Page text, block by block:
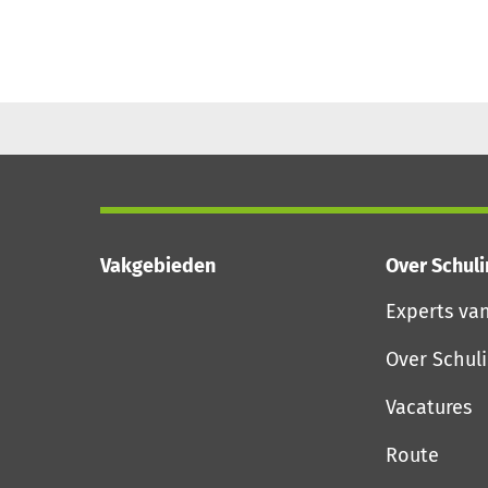
Vakgebieden
Over
Experts
Over
Vacatures
Route